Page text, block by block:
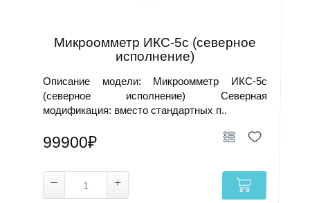
Микроомметр ИКС-5с (северное
исполнение)
Описание модели: Микроомметр ИКС-5с
(северное исполнение) Северная
модификация: вместо стандартных п..
99900₽